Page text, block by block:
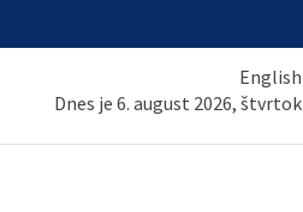
English
Dnes je 6. august 2026, štvrtok